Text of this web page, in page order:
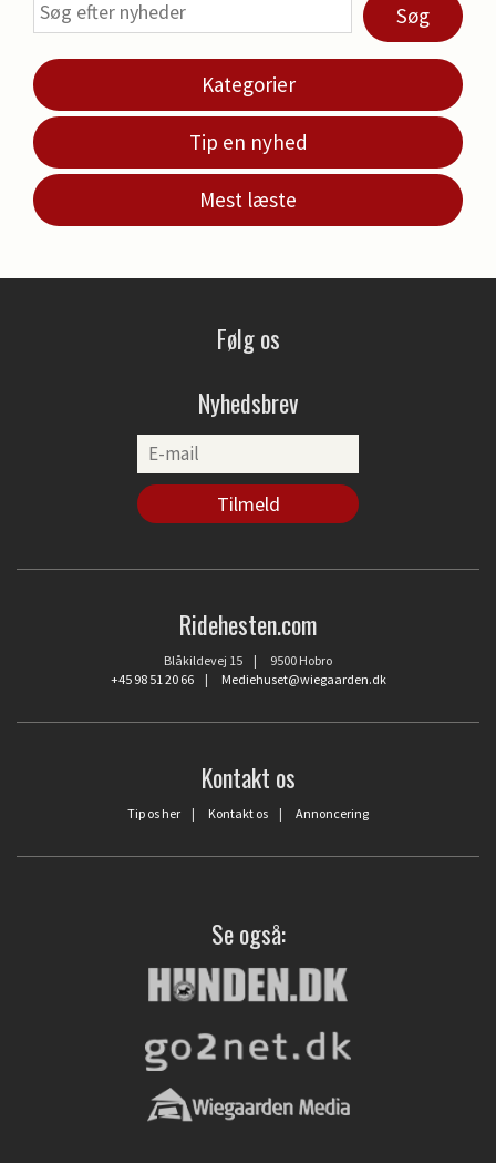
Søg
Kategorier
Tip en nyhed
Mest læste
Følg os
Nyhedsbrev
Ridehesten.com
Blåkildevej 15 | 9500 Hobro
+45 98 51 20 66| Mediehuset@wiegaarden.dk
Kontakt os
Tip os her | Kontakt os | Annoncering
Se også: